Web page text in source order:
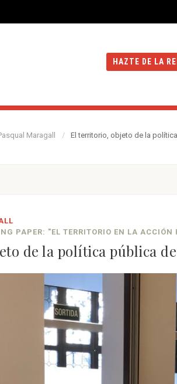
HAZTE DE LA
Maragall El territorio, objeto de la
PAPER: "EL TERRITORIO EN LA
de la política pública